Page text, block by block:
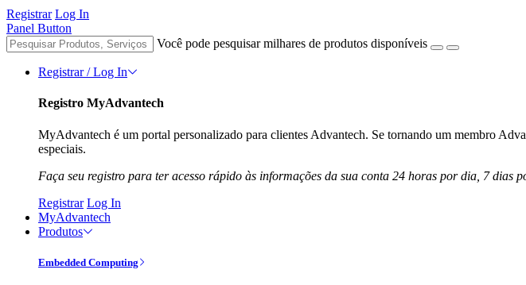
Registrar Log In
Panel Button
Você pode pesquisar milhares de produtos disponíveis
Registrar / Log In
Registro MyAdvantech
MyAdvantech é um portal personalizado para clientes Advantech. Se tornando um membro
especiais.
Faça seu registro para ter acesso rápido às informações da sua conta 24 horas por dia, 7 dias
Registrar Log In
MyAdvantech
Produtos
Embedded Computing